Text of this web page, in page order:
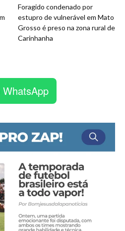
Foragido condenado por
estupro de vulnerável em Mato
Grosso é preso na zona rural de
Carinhanha